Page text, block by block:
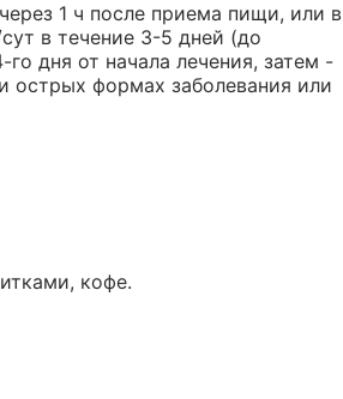
1 ч после приема пищи, или в
в течение 3-5 дней (до
дня от начала лечения, затем -
острых формах заболевания или
кофе.